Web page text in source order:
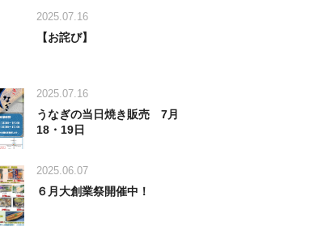
2025.07.16
【お詫び】
2025.07.16
うなぎの当日焼き販売 7月
18・19日
2025.06.07
６月大創業祭開催中！